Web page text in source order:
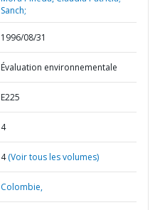
Sanch;
1996/08/31
Évaluation environnementale
E225
4
4(Voir tous les volumes)
Colombie,